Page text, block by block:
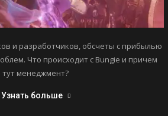
и разработчиков, обсчеты с прибылью
Что происходит с Bungie и причем
тут менеджмент?
Узнать больше